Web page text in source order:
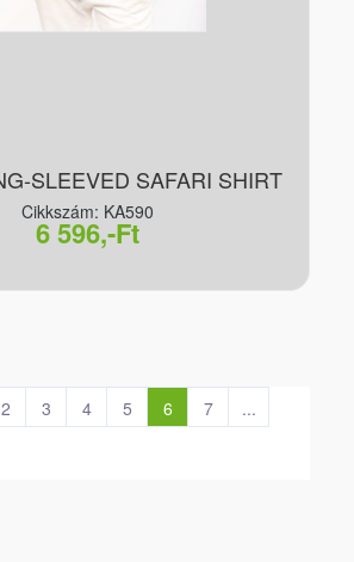
SLEEVED SAFARI SHIRT
Cikkszám: KA590
6 596,-Ft
2 3 4 5 6 7 ...